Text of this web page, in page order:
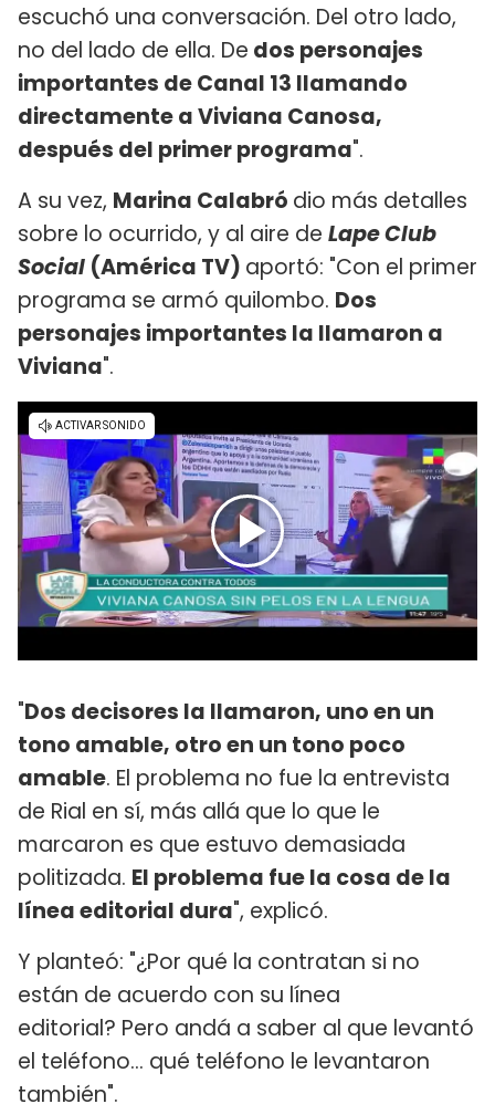
escuchó una conversación. Del otro lado,
no del lado de ella. De dos personajes
importantes de Canal 13 llamando
directamente a Viviana Canosa,
después del primer programa".
A su vez, Marina Calabró dio más detalles
sobre lo ocurrido, y al aire de Lape Club
Social (América TV) aportó: "Con el primer
programa se armó quilombo. Dos
personajes importantes la llamaron a
Viviana".
"Dos decisores la llamaron, uno en un
tono amable, otro en un tono poco
amable. El problema no fue la entrevista
de Rial en sí, más allá que lo que le
marcaron es que estuvo demasiada
politizada. El problema fue la cosa de la
línea editorial dura", explicó.
Y planteó: "¿Por qué la contratan si no
están de acuerdo con su línea
editorial? Pero andá a saber al que levantó
el teléfono... qué teléfono le levantaron
también".